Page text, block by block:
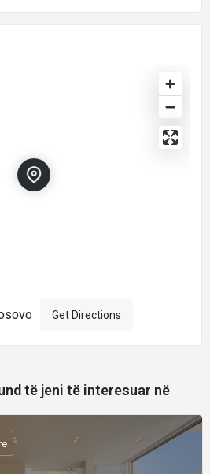
Get Directions
të jeni të interesuar në